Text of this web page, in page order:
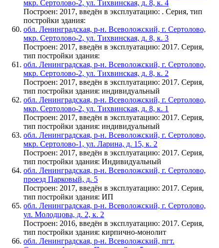
мкр. Сертолово-2, ул. Тихвинская, д. 8, к. 4
Построен: 2017, введён в эксплуатацию: . Серия, тип
постройки здания:
обл. Ленинградская, р-н. Всеволожский, г. Сертолово,
мкр. Сертолово-2, ул. Тихвинская, д. 8, к. 3
Построен: 2017, введён в эксплуатацию: 2017. Серия,
тип постройки здания:
обл. Ленинградская, р-н. Всеволожский, г. Сертолово,
мкр. Сертолово-2, ул. Тихвинская, д. 8, к. 2
Построен: 2017, введён в эксплуатацию: 2017. Серия,
тип постройки здания: индивидуальный
обл. Ленинградская, р-н. Всеволожский, г. Сертолово,
мкр. Сертолово-2, ул. Тихвинская, д. 8, к. 1
Построен: 2017, введён в эксплуатацию: 2017. Серия,
тип постройки здания: индивидуальный
обл. Ленинградская, р-н. Всеволожский, г. Сертолово,
мкр. Сертолово-1, ул. Ларина, д. 15, к. 2
Построен: 2017, введён в эксплуатацию: 2017. Серия,
тип постройки здания: Индивидуальный
обл. Ленинградская, р-н. Всеволожский, г. Сертолово,
проезд Парковый, д. 5
Построен: 2017, введён в эксплуатацию: 2017. Серия,
тип постройки здания: ИП
обл. Ленинградская, р-н. Всеволожский, г. Сертолово,
ул. Молодцова, д. 2, к. 2
Построен: 2016, введён в эксплуатацию: 2017. Серия,
тип постройки здания: кирпично-монолит
обл. Ленинградская, р-н. Всеволожский, пгт.